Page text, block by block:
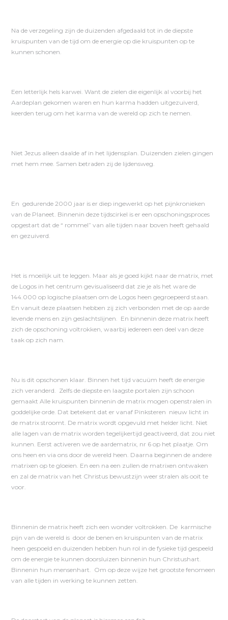
Na de verzegeling zijn de duizenden afgedaald tot in de diepste
kruispunten van de tijd om de energie op die kruispunten op te
kunnen schonen.
Een letterlijk hels karwei. Want de zielen die eigenlijk al voorbij het
Aardeplan gekomen waren en hun karma hadden uitgezuiverd,
keerden terug om het karma van de wereld op zich te nemen.
Niet Jezus alleen daalde af in het lijdensplan. Duizenden zielen gingen
met hem mee. Samen betraden zij de lijdensweg.
En gedurende 2000 jaar is er diep ingewerkt op het pijnkronieken
van de Planeet. Binnenin deze tijdscirkel is er een opschoningsproces
opgestart dat de “ rommel” van alle tijden naar boven heeft gehaald
en gezuiverd.
Het is moeilijk uit te leggen. Maar als je goed kijkt naar de matrix, met
de Logos in het centrum gevisualiseerd dat zie je als het ware de
144.000 op logische plaatsen om de Logos heen gegroepeerd staan.
En vanuit deze plaatsen hebben zij zich verbonden met de op aarde
levende mens en zijn geslachtslijnen. En binnenin deze matrix heeft
zich de opschoning voltrokken, waarbij iedereen een deel van deze
taak op zich nam.
Nu is dit opschonen klaar. Binnen het tijd vacuüm heeft de energie
zich veranderd. Zelfs de diepste en laagste portalen zijn schoon
gemaakt Alle kruispunten binnenin de matrix mogen openstralen in
goddelijke orde. Dat betekent dat er vanaf Pinksteren nieuw licht in
de matrix stroomt. De matrix wordt opgevuld met helder licht. Niet
alle lagen van de matrix worden tegelijkertijd geactiveerd, dat zou niet
kunnen. Eerst activeren we de aardematrix, nr 6 op het plaatje. Om
ons heen en via ons door de wereld heen. Daarna beginnen de andere
matrixen op te gloeien. En een na een zullen de matrixen ontwaken
en zal de matrix van het Christus bewustzijn weer stralen als ooit te
voor.
Binnenin de matrix heeft zich een wonder voltrokken. De karmische
pijn van de wereld is door de benen en kruispunten van de matrix
heen gespoeld en duizenden hebben hun rol in de fysieke tijd gespeeld
om de energie te kunnen doorsluizen binnenin hun Christushart.
Binnenin hun mensenhart. Om op deze wijze het grootste fenomeen
van alle tijden in werking te kunnen zetten.